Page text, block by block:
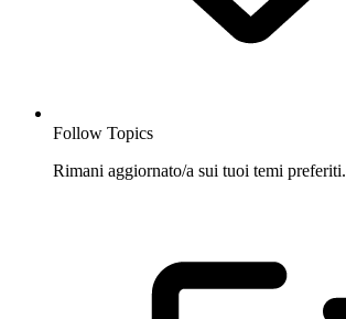
Follow Topics
Rimani aggiornato/a sui tuoi temi preferiti.